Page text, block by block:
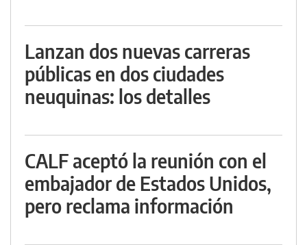
Lanzan dos nuevas carreras
públicas en dos ciudades
neuquinas: los detalles
CALF aceptó la reunión con el
embajador de Estados Unidos,
pero reclama información